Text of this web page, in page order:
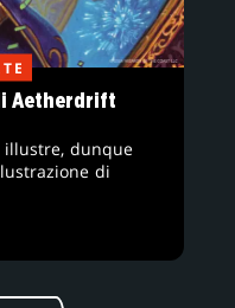
Aetherdrift
illustre, dunque
di